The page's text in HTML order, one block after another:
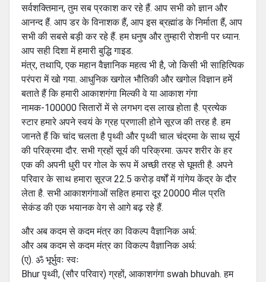
सर्वशक्तिमान, तुम सब प्रकाश कर रहे हैं. आप सभी को ज्ञान और
आनन्द हैं. आप डर के विनाशक हैं, आप इस ब्रह्मांड के निर्माता हैं, आप
सभी की सबसे बड़ी कर रहे हैं. हम धनुष और तुम्हारी रोशनी पर ध्यान.
आप सही दिशा में हमारी बुद्धि गाइड.
मंत्र, तथापि, एक महान वैज्ञानिक महत्व भी है, जो किसी भी साहित्यिक
परंपरा में खो गया. आधुनिक खगोल भौतिकी और खगोल विज्ञान हमें
बताते हैं कि हमारी आकाशगंगा मिल्की वे या आकाश गंगा
नामक-100000 सितारों में से लगभग दस लाख होता है. प्रत्येक
स्टार हमारे अपने स्वयं के ग्रह प्रणाली होने सूरज की तरह है. हम
जानते हैं कि चांद चलता है पृथ्वी और पृथ्वी चाल चंद्रमा के साथ सूर्य
की परिक्रमा दौर. सभी ग्रहों सूर्य की परिक्रमा. ऊपर शरीर के हर
एक की अपनी धुरी पर गोल के रूप में अच्छी तरह से घूमती है. अपने
परिवार के साथ हमारा सूरज 22.5 करोड़ वर्षों में गांगेय केंद्र के दौर
लेता है. सभी आकाशगंगाओं सहित हमारा दूर 20000 मील प्रति
सेकंड की एक भयानक वेग से आगे बढ़ रहे हैं.
और अब कदम से कदम मंत्र का विकल्प वैज्ञानिक अर्थ:
और अब कदम से कदम मंत्र का विकल्प वैज्ञानिक अर्थ:
(ए). ॐ भूर्भुवः स्वः
Bhur पृथ्वी, (सौर परिवार) ग्रहों, आकाशगंगा swah bhuvah. हम